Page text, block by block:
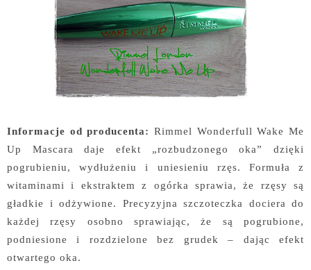
Informacje od producenta: Rimmel Wonderfull Wake Me
Up Mascara daje efekt „rozbudzonego oka” dzięki
pogrubieniu, wydłużeniu i uniesieniu rzęs. Formuła z
witaminami i ekstraktem z ogórka sprawia, że rzęsy są
gładkie i odżywione. Precyzyjna szczoteczka dociera do
każdej rzęsy osobno sprawiając, że są pogrubione,
podniesione i rozdzielone bez grudek – dając efekt
otwartego oka.